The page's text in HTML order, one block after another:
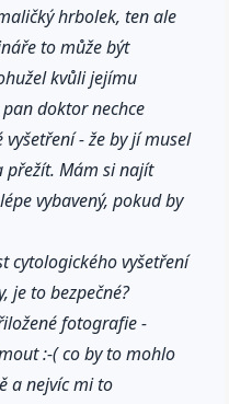
hrbolek, ten ale
to může být
kvůli jejímu
doktor nechce
- že by jí musel
přežít. Mám si najít
vybavený, pokud by
cytologického vyšetření
je to bezpečné?
fotografie -
:-( co by to mohlo
a nejvíc mi to